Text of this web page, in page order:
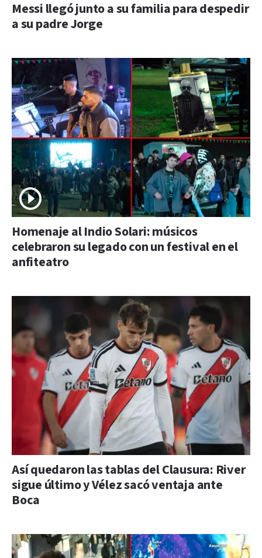
Messi llegó junto a su familia para despedir
a su padre Jorge
Homenaje al Indio Solari: músicos
celebraron su legado con un festival en el
anfiteatro
Así quedaron las tablas del Clausura: River
sigue último y Vélez sacó ventaja ante
Boca